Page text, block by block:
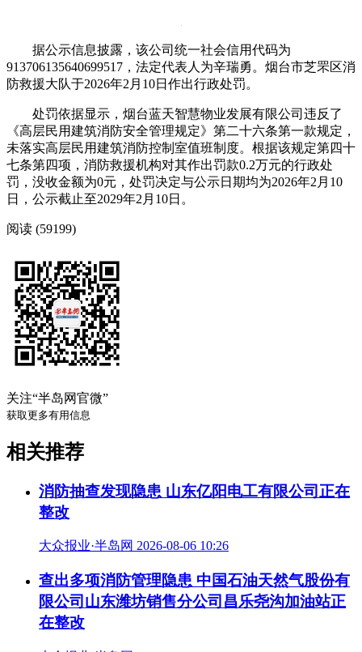
据公示信息披露，该公司统一社会信用代码为
913706135640699517，法定代表人为辛瑞勇。烟台市芝罘区消
防救援大队于2026年2月10日作出行政处罚。
处罚依据显示，烟台蓝天智慧物业发展有限公司违反了
《高层民用建筑消防安全管理规定》第二十六条第一款规定，
未落实高层民用建筑消防控制室值班制度。根据该规定第四十
七条第四项，消防救援机构对其作出罚款0.2万元的行政处
罚，没收金额为0元，处罚决定与公示日期均为2026年2月10
日，公示截止至2029年2月10日。
阅读 (59199)
关注“半岛网官微”
获取更多有用信息
相关推荐
消防抽查发现隐患 山东亿阳电工有限公司正在
整改
大众报业·半岛网 2026-08-06 10:26
查出多项消防管理隐患 中国石油天然气股份有
限公司山东潍坊销售分公司昌乐尧沟加油站正
在整改